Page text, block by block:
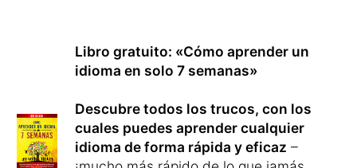
Libro gratuito: «Cómo aprender un
idioma en solo 7 semanas»
Descubre todos los trucos, con los
cuales puedes aprender cualquier
idioma de forma rápida y eficaz –